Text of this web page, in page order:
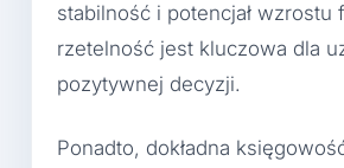
stabilność i potencjał wzrostu
rzetelność jest kluczowa dla
pozytywnej decyzji.
Ponadto, dokładna